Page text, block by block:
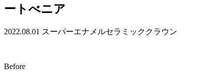
ートべニア
2022.08.01 スーパーエナメルセラミッククラウン
Before